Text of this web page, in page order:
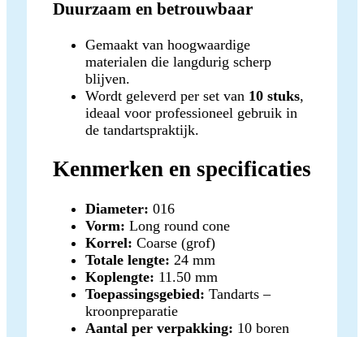
Duurzaam en betrouwbaar
Gemaakt van hoogwaardige
materialen die langdurig scherp
blijven.
Wordt geleverd per set van 10 stuks,
ideaal voor professioneel gebruik in
de tandartspraktijk.
Kenmerken en specificaties
Diameter: 016
Vorm: Long round cone
Korrel: Coarse (grof)
Totale lengte: 24 mm
Koplengte: 11.50 mm
Toepassingsgebied: Tandarts –
kroonpreparatie
Aantal per verpakking: 10 boren